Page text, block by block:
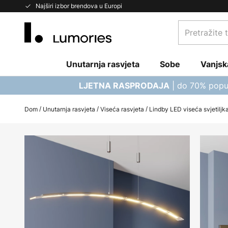
Najširi izbor brendova u Europi
Skip
Pretražite
trgovinu...
Unutarnja rasvjeta Sobe
LJETNA RASPRODAJA | do 70%
Dom Unutarnja rasvjeta Viseća rasvjeta Lindby LED viseća
Skip